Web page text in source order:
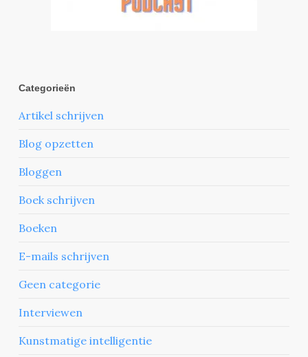
Categorieën
Artikel schrijven
Blog opzetten
Bloggen
Boek schrijven
Boeken
E-mails schrijven
Geen categorie
Interviewen
Kunstmatige intelligentie